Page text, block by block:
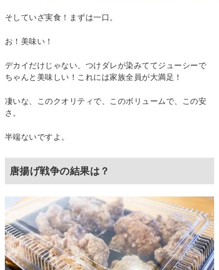
そしていざ実食！まずは一口。
お！美味い！
デカイだけじゃない、つけダレが染みててジューシーで
ちゃんと美味しい！これには家族全員が大満足！
凄いな、このクオリティで、このボリュームで、この安
さ。
半端ないですよ。
唐揚げ戦争の結果は？